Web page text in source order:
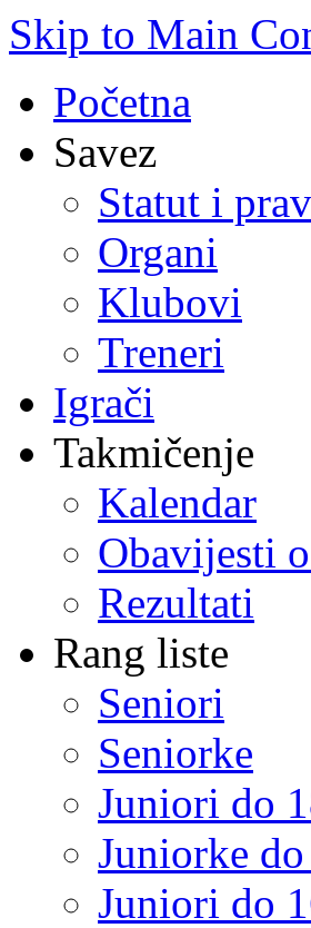
Skip to Main
Početna
Savez
Statut i
Organi
Klubovi
Treneri
Igrači
Takmičenje
Kalendar
Obavijesti
Rezultati
Rang liste
Seniori
Seniorke
Juniori do
Juniorke
Juniori do